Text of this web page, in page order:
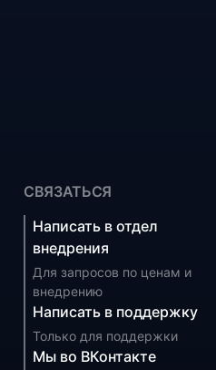
СВЯЗАТЬСЯ
Написать в отдел
внедрения
Для запросов по ценам и
внедрению
Написать в поддержку
Только для поддержки
Мы во ВКонтакте